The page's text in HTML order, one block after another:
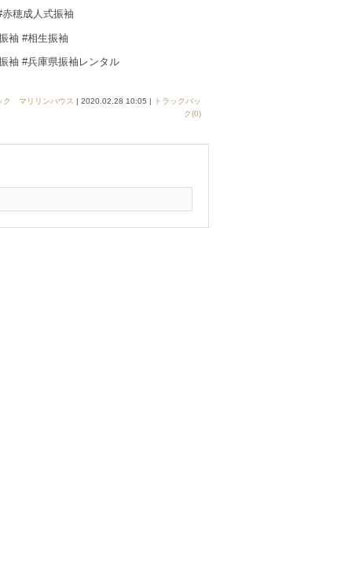
穂成人式振袖
袖 #相生振袖
袖 #兵庫県振袖レンタル
ク マリリンハウス | 2020.02.28 10:05 |
トラックバッ
ク(0)